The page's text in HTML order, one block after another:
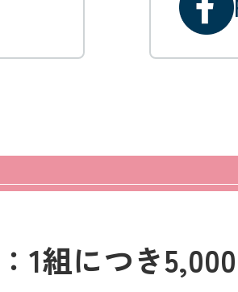
： 1組につき